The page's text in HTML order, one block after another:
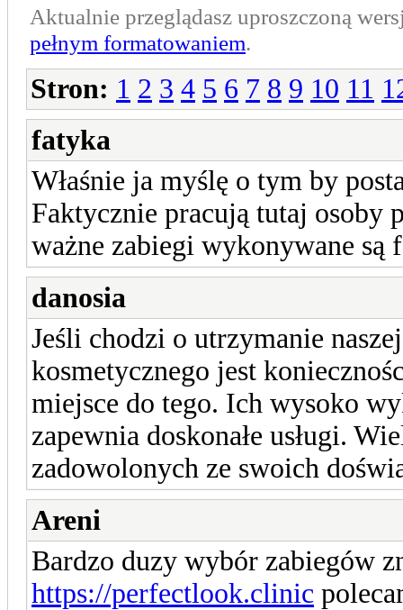
Aktualnie przeglądasz uproszczoną
pełnym formatowaniem.
Stron: 1 2 3 4 5 6 7 8 9 10 11
fatyka
Właśnie ja myślę o tym by
Faktycznie pracują tutaj osoby
ważne zabiegi wykonywane są
danosia
Jeśli chodzi o utrzymanie
kosmetycznego jest
miejsce do tego. Ich wysoko
zapewnia doskonałe usługi.
zadowolonych ze swoich
Areni
Bardzo duzy wybór zabiegów
https://perfectlook.clinic